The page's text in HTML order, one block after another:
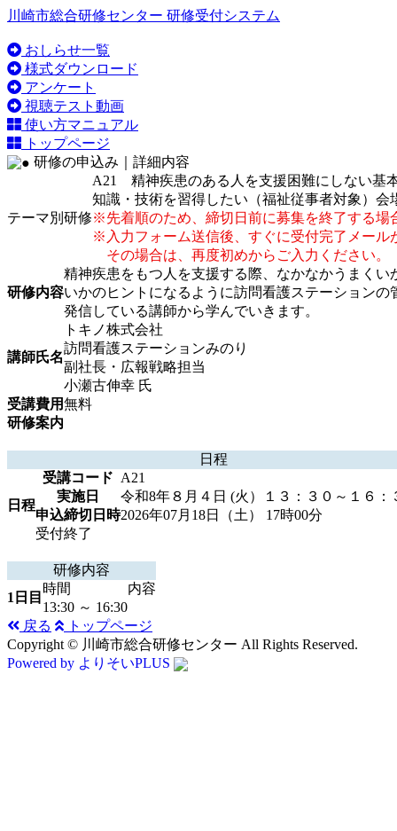
川崎市総合研修センター 研修受付システム
おしらせ一覧
様式ダウンロード
アンケート
視聴テスト動画
使い方マニュアル
トップページ
研修の申込み｜詳細内容
テーマ別研修
A21 精神疾患のある人を支援困難にしない基
知識・技術を習得したい（福祉従事者対象） 会
※先着順のため、締切日前に募集を終了する場
※入力フォーム送信後、すぐに受付完了メール
その場合は、再度初めからご入力ください。
研修内容
精神疾患をもつ人を支援する際、なかなかうまく
いかのヒントになるように訪問看護ステーション
発信している講師から学んでいきます。
講師氏名
トキノ株式会社
訪問看護ステーションみのり
副社長・広報戦略担当
小瀬古伸幸 氏
受講費用無料
研修案内
日程
日程
受講コード A21
実施日
令和8年８月４日 (火）１３：３０～１６：
申込締切日時2026年07月18日（土） 17時00分
受付終了
研修内容
1日目
時間
内容
13:30 ～ 16:30
戻る
トップページ
Copyright © 川崎市総合研修センター All Rights Reserved.
Powered by よりそいPLUS